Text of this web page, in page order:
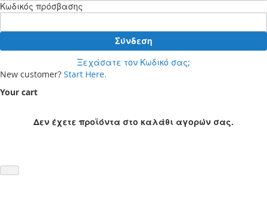
Κωδικός πρόσβασης
Σύνδεση
Ξεχάσατε τον Κωδικό σας;
New customer? Start Here.
Your cart
Δεν έχετε προϊόντα στο καλάθι αγορών σας.